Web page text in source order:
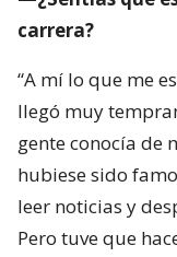
hubiese sido
Pero tuve que
constantemente
—¿Esa mirada
“Años después
noticiero. Yo